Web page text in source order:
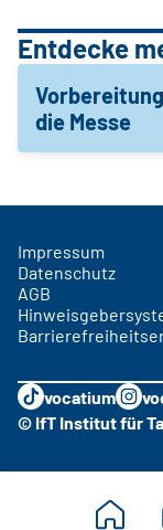
Entdecke
die Messe
Impressum
Datenschutz
AGB
vocatium
© IfT Institut für